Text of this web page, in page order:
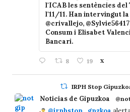
l'ICAB les sentències del
l'11/11. Han intervingut
@crivallejo,
Consum i Elisabet
Bancari.
8 19 X
IRPH Stop
Noticias de Gipuzkoa